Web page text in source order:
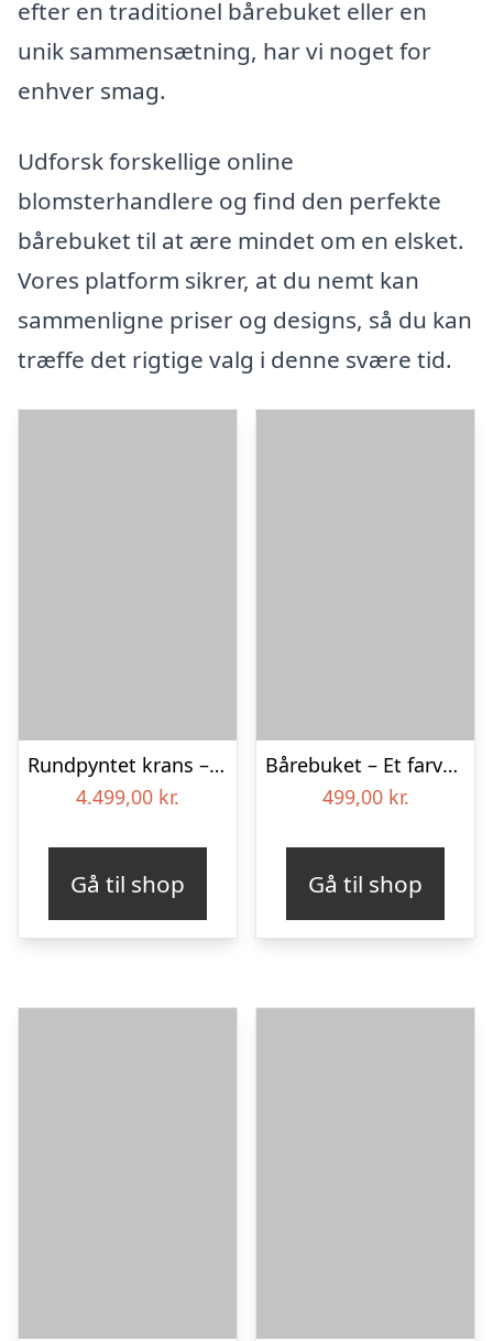
efter en traditionel bårebuket eller en
unik sammensætning, har vi noget for
enhver smag.
Udforsk forskellige online
blomsterhandlere og find den perfekte
bårebuket til at ære mindet om en elsket.
Vores platform sikrer, at du nemt kan
sammenligne priser og designs, så du kan
træffe det rigtige valg i denne svære tid.
Rundpyntet krans – Et eksklusivt farvel
4.499,00 kr.
Gå til shop
Bårebuket – Et farverigt farvel
499,00 kr.
Gå til shop